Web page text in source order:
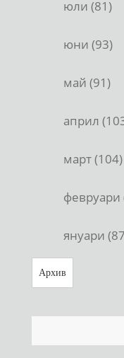
юли (81)
юни (93)
май (91)
април
март (104)
февруари
януари
Архив